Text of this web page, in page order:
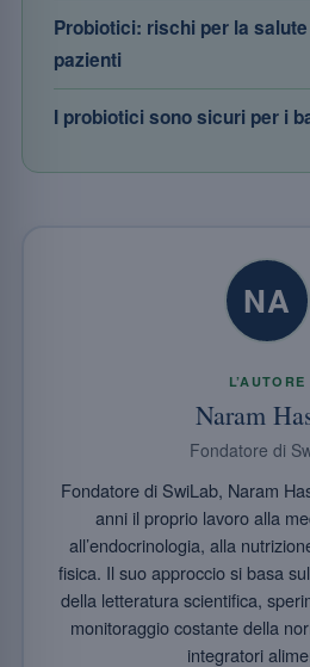
Probiotici: rischi per la
pazienti
I probiotici sono sicuri per i
NA
L’AUTORE
Naram
Fondatore di
Fondatore di SwiLab, Naram
anni il proprio lavoro alla
all’endocrinologia, alla
fisica. Il suo approccio si basa
della letteratura scientifica,
monitoraggio costante della
integratori